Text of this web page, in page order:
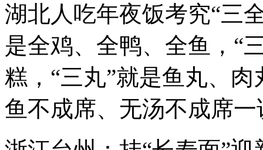
湖北人吃年夜饭考究“三
是全鸡、全鸭、全鱼，“
糕，“三丸”就是鱼丸、
鱼不成席、无汤不成席一